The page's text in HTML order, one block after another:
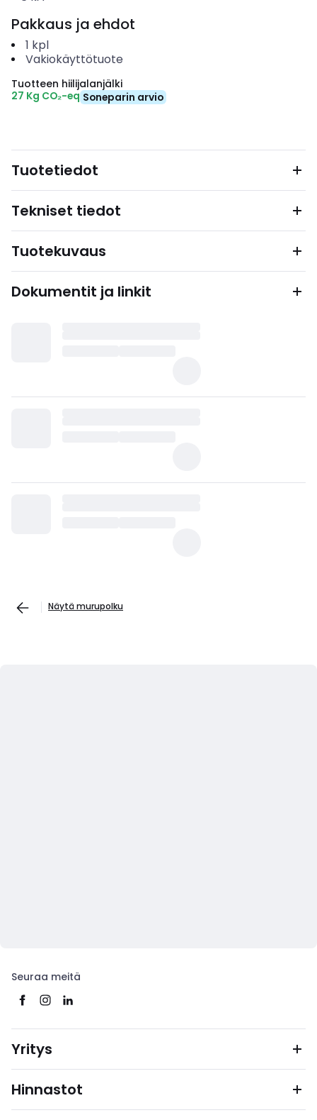
Pakkaus ja ehdot
1 kpl
Vakiokäyttötuote
Tuotteen hiilijalanjälki
27 Kg CO₂-eq Soneparin arvio
Tuotetiedot
Tekniset tiedot
Tuotekuvaus
Dokumentit ja linkit
Näytä murupolku
Seuraa meitä
Yritys
Hinnastot